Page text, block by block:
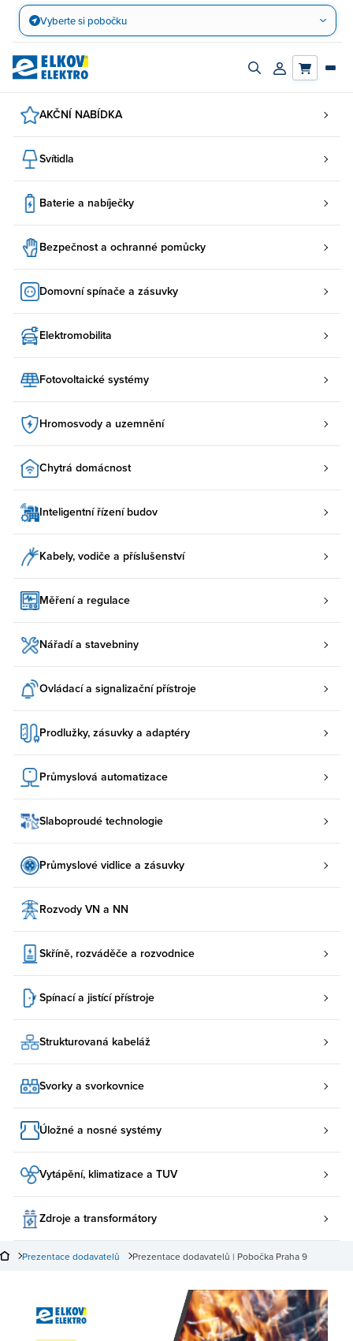
Přejít
obsah
Vyberte si pobočku
Zapnout/vypnout
Přihlásit/
AKČNÍ NABÍDKA
Svítidla
Baterie a nabíječky
Bezpečnost a ochranné pomůcky
Domovní spínače a zásuvky
Elektromobilita
Fotovoltaické systémy
Hromosvody a uzemnění
Chytrá domácnost
Inteligentní řízení budov
Kabely, vodiče a příslušenství
Měření a regulace
Nářadí a stavebniny
Ovládací a signalizační přístroje
Prodlužky, zásuvky a adaptéry
Průmyslová automatizace
Slaboproudé technologie
Průmyslové vidlice a zásuvky
Rozvody VN a NN
Skříně, rozváděče a rozvodnice
Spínací a jistící přístroje
Strukturovaná kabeláž
Svorky a svorkovnice
Úložné a nosné systémy
Vytápění, klimatizace a TUV
Zdroje a transformátory
Prezentace dodavatelů | Pobočka Praha 9
Prezentace dodavatelů